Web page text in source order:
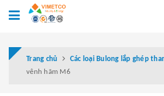
Trang chủ Các loại Bulong lắp ghép
vênh hãm M6